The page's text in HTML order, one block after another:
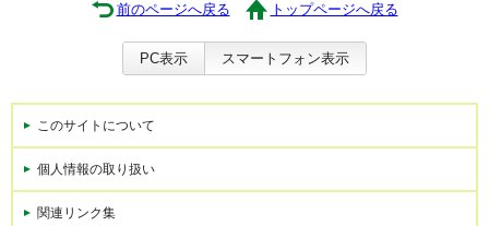
前のページへ戻る トップページへ戻る
PC表示 スマートフォン表示
このサイトについて
個人情報の取り扱い
関連リンク集